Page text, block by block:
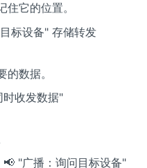
它的位置。
标设备" 存储转发
数据。
收发数据"
📢 "广播：询问目标设备"